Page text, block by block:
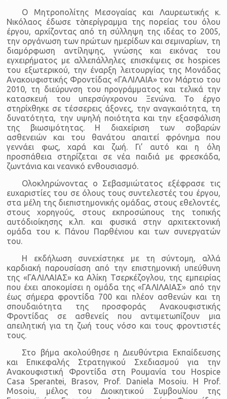
Ο Μητροπολίτης Μεσογαίας και Λαυρεωτικής κ.
Νικόλαος έδωσε τὸ περίγραμμα της πορείας του όλου
έργου, αρχίζοντας από τη σύλληψη της ιδέας το 2005,
την οργάνωση των πρώτων ημερίδων και σεμιναρίων, τη
διαμόρφωση αντίληψης, γνώσης και εικόνας του
εγχειρήματος με αλλεπάλληλες επισκέψεις σε hospices
του εξωτερικού, την έναρξη λειτουργίας της Μονάδας
Ανακουφιστικής Φροντίδας «ΓΑΛΙΛΑΙΑ» τον Μάρτιο του
2010, τη διεύρυνση του προγράμματος και τελικά την
κατασκευή του υπερσύγχρονου Ξενώνα. Το έργο
στηρίχθηκε σε τέσσερεις άξονες, την αναγκαιότητα, τη
δυνατότητα, την υψηλή ποιότητα και την εξασφάλιση
της βιωσιμότητας. Η διαχείριση των σοβαρών
ασθενειών και του θανάτου απαιτεί φρόνημα που
γεννάει φως, χαρά και ζωή. Γι’ αυτό και η όλη
προσπάθεια στηρίζεται σε νέα παιδιά με φρεσκάδα,
ζωντάνια και νεανικό ενθουσιασμό.
Ολοκληρώνοντας ο Σεβασμιώτατος εξέφρασε τις
ευχαριστίες του σε όλους τους συντελεστές του έργου,
στα μέλη της διεπιστημονικής ομάδας, στους εθελοντές,
στους χορηγούς, στους εκπροσώπους της τοπικής
αυτόδιοίκησης κ.λπ. και φυσικά στην αρχιτεκτονική
ομάδα του κ. Πάνου Παρθένιου και των συνεργατών
του.
Η εκδήλωση συνεχίστηκε με τη σύντομη, αλλά
καρδιακή παρουσίαση από την επιστημονική υπεύθυνη
της «ΓΑΛΙΛΑΙΑΣ» κα Αλίκη Τσερκέζογλου, της εμπειρίας
που έχει αποκομίσει η ομάδα της «ΓΑΛΙΛΑΙΑΣ» από την
έως σήμερα φροντίδα 700 και πλέον ασθενών και τη
σπουδαιότητα της προσφοράς Ανακουφιστικής
Φροντίδας σε ασθενείς που αντιμετωπίζουν μια
απειλητική για τη ζωή τους νόσο και τους φροντιστές
τους.
Στο βήμα ακολούθησε η Διευθύντρια Εκπαίδευσης
και Επικεφαλής Στρατηγικού Σχεδιασμού για την
Ανακουφιστική Φροντίδα στη Ρουμανία του Hospice
Casa Sperantei, Brasov, Prof. Daniela Mosoiu. Η Prof.
Mosoiu, μέλος του Διοικητικού Συμβουλίου της